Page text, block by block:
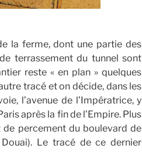
la ferme, dont une partie des
terrassement du tunnel sont
reste « en plan » quelques
tracé et on décide, dans les
l’avenue de l’Impératrice, y
après la fin de l’Empire. Plus
percement du boulevard de
Le tracé de ce dernier